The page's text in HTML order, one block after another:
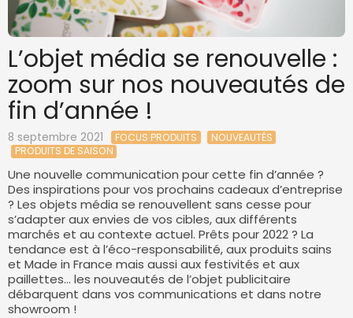
L’objet média se renouvelle :
zoom sur nos nouveautés de
fin d’année !
8 septembre 2021 FOCUS PRODUITS
NOUVEAUTÉS
PRODUITS DE SAISON
Une nouvelle communication pour cette fin d’année ?
Des inspirations pour vos prochains cadeaux d’entreprise
? Les objets média se renouvellent sans cesse pour
s’adapter aux envies de vos cibles, aux différents
marchés et au contexte actuel. Prêts pour 2022 ? La
tendance est à l’éco-responsabilité, aux produits sains
et Made in France mais aussi aux festivités et aux
paillettes… les nouveautés de l’objet publicitaire
débarquent dans vos communications et dans notre
showroom !